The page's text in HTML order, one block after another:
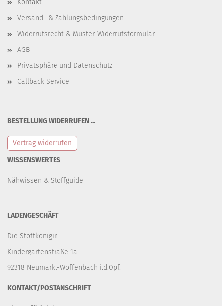
Kontakt
Versand- & Zahlungsbedingungen
Widerrufsrecht & Muster-Widerrufsformular
AGB
Privatsphäre und Datenschutz
Callback Service
BESTELLUNG WIDERRUFEN ...
Vertrag widerrufen
WISSENSWERTES
Nähwissen & Stoffguide
LADENGESCHÄFT
Die Stoffkönigin
Kindergartenstraße 1a
92318 Neumarkt-Woffenbach i.d.Opf.
KONTAKT/POSTANSCHRIFT